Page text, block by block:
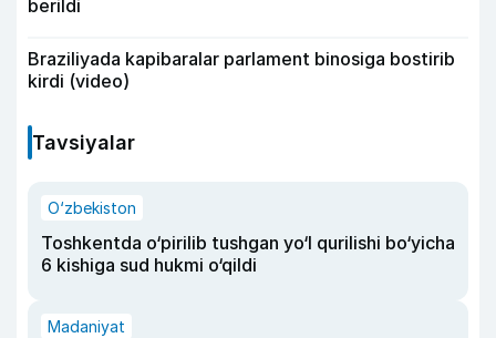
berildi
Braziliyada kapibaralar parlament binosiga bostirib
kirdi (video)
Tavsiyalar
O‘zbekiston
Toshkentda o‘pirilib tushgan yo‘l qurilishi bo‘yicha
6 kishiga sud hukmi o‘qildi
Madaniyat